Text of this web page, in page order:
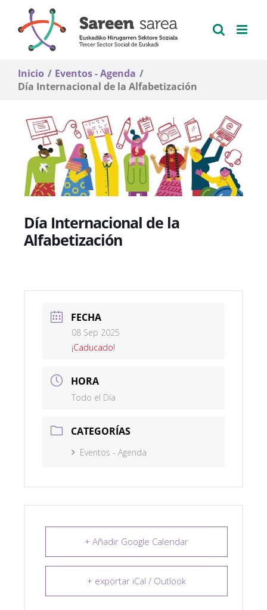
contenido
Inicio
Eventos - Agenda
Día Internacional de la Alfabetización
Día Internacional de la
Alfabetización
FECHA
08 Sep 2025
¡Caducado!
HORA
Todo el Día
CATEGORÍAS
Eventos - Agenda
+ Añadir Google Calendar
+ exportar iCal / Outlook